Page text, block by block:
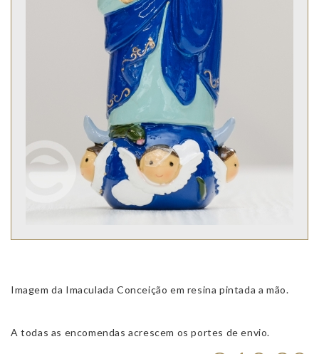
Imagem da Imaculada Conceição em resina pintada a mão.
A todas as encomendas acrescem os portes de envio.